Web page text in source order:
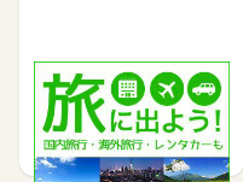
楽天トラベル
1%